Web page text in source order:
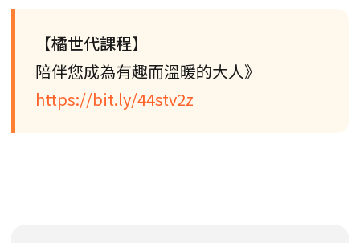
【橘世代課程】
陪伴您成為有趣而溫暖的大人》
https://bit.ly/44stv2z